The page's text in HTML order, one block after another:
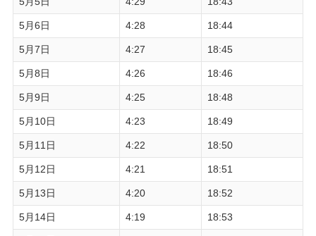
5月6日 4:28 18:44
5月7日 4:27 18:45
5月8日 4:26 18:46
5月9日 4:25 18:48
5月10日 4:23 18:49
5月11日 4:22 18:50
5月12日 4:21 18:51
5月13日 4:20 18:52
5月14日 4:19 18:53